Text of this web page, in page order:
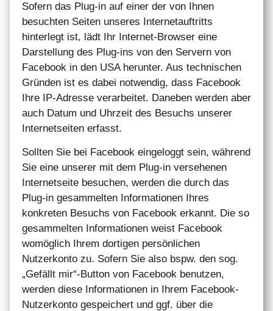
Sofern das Plug-in auf einer der von Ihnen
besuchten Seiten unseres Internetauftritts
hinterlegt ist, lädt Ihr Internet-Browser eine
Darstellung des Plug-ins von den Servern von
Facebook in den USA herunter. Aus technischen
Gründen ist es dabei notwendig, dass Facebook
Ihre IP-Adresse verarbeitet. Daneben werden aber
auch Datum und Uhrzeit des Besuchs unserer
Internetseiten erfasst.
Sollten Sie bei Facebook eingeloggt sein, während
Sie eine unserer mit dem Plug-in versehenen
Internetseite besuchen, werden die durch das
Plug-in gesammelten Informationen Ihres
konkreten Besuchs von Facebook erkannt. Die so
gesammelten Informationen weist Facebook
womöglich Ihrem dortigen persönlichen
Nutzerkonto zu. Sofern Sie also bspw. den sog.
„Gefällt mir“-Button von Facebook benutzen,
werden diese Informationen in Ihrem Facebook-
Nutzerkonto gespeichert und ggf. über die